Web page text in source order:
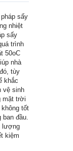
sấy
nhiệt
sấy
trình
50oC
nhà
tùy
khắc
vệ sinh
mặt trời
tốt
đầu.
lượng
kiệm